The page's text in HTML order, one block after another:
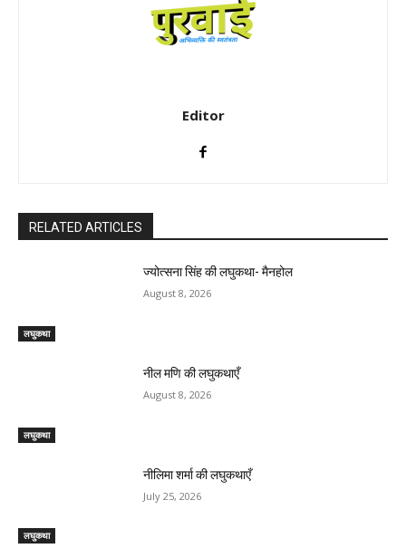
Editor
RELATED ARTICLES
लघुकथा
ज्योत्सना सिंह की लघुकथा- मैनहोल
August 8, 2026
लघुकथा
नील मणि की लघुकथाएँ
August 8, 2026
लघुकथा
नीलिमा शर्मा की लघुकथाएँ
July 25, 2026